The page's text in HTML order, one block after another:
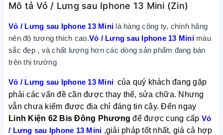
Mô tả Vỏ / Lưng sau Iphone 13 Mini (Zin)
Vỏ / Lưng sau Iphone 13 Mini là hàng công ty, chính hãng
nên độ tương thích cao.Vỏ / Lưng sau Iphone 13 Mini màu
sắc đẹp , và chất lượng hơn các dòng sản phẩm đang bán
trên thị trường
Vỏ / Lưng sau Iphone 13 Mini của quý khách đang gặp
phải các vấn đề cần được thay thế, sửa chữa. Nhưng
vẫn chưa kiếm được địa chỉ đáng tin cậy. Đến ngay
Linh Kiện 62 Bis Đông Phương để được cung cấp Vỏ
/ Lưng sau Iphone 13 Mini ,giải pháp tốt nhất, giá cả hợp